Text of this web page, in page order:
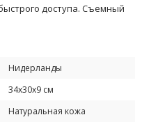
доступа. Съемный
Нидерланды
34х30х9 см
Натуральная кожа